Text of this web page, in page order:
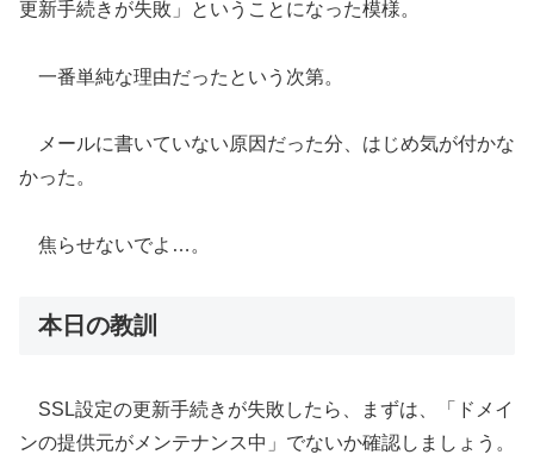
更新手続きが失敗」ということになった模様。
一番単純な理由だったという次第。
メールに書いていない原因だった分、はじめ気が付かな
かった。
焦らせないでよ…。
本日の教訓
SSL設定の更新手続きが失敗したら、まずは、「ドメイ
ンの提供元がメンテナンス中」でないか確認しましょう。